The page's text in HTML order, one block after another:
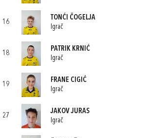
16
TONĆI ČOGELJA
Igrač
18
PATRIK KRNIĆ
Igrač
19
FRANE CIGIĆ
Igrač
27
JAKOV JURAS
Igrač